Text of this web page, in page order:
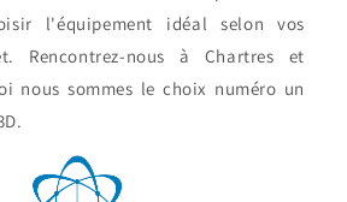
l'équipement idéal selon vos
Rencontrez-nous à Chartres et
nous sommes le choix numéro un